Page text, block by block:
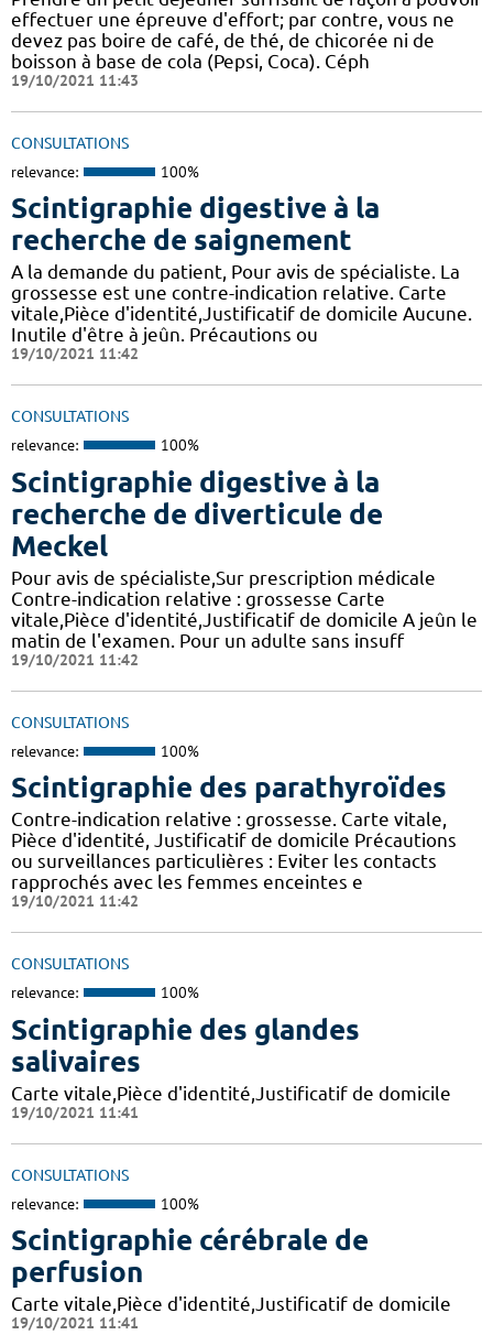
effectuer une épreuve d'effort; par contre, vous ne
devez pas boire de café, de thé, de chicorée ni de
boisson à base de cola (Pepsi, Coca). Céph
19/10/2021 11:43
CONSULTATIONS
relevance: 100%
Scintigraphie digestive à la
recherche de saignement
A la demande du patient, Pour avis de spécialiste. La
grossesse est une contre-indication relative. Carte
vitale,Pièce d'identité,Justificatif de domicile Aucune.
Inutile d'être à jeûn. Précautions ou
19/10/2021 11:42
CONSULTATIONS
relevance: 100%
Scintigraphie digestive à la
recherche de diverticule de
Meckel
Pour avis de spécialiste,Sur prescription médicale
Contre-indication relative : grossesse Carte
vitale,Pièce d'identité,Justificatif de domicile A jeûn le
matin de l'examen. Pour un adulte sans insuff
19/10/2021 11:42
CONSULTATIONS
relevance: 100%
Scintigraphie des parathyroïdes
Contre-indication relative : grossesse. Carte vitale,
Pièce d'identité, Justificatif de domicile Précautions
ou surveillances particulières : Eviter les contacts
rapprochés avec les femmes enceintes e
19/10/2021 11:42
CONSULTATIONS
relevance: 100%
Scintigraphie des glandes
salivaires
Carte vitale,Pièce d'identité,Justificatif de domicile
19/10/2021 11:41
CONSULTATIONS
relevance: 100%
Scintigraphie cérébrale de
perfusion
Carte vitale,Pièce d'identité,Justificatif de domicile
19/10/2021 11:41